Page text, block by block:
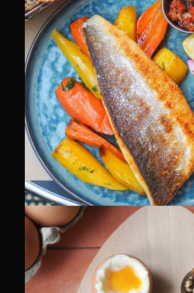
CULINAIRE